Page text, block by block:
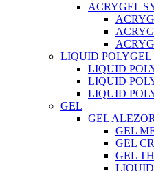
ACRYGEL
LIQUID POLYGEL
LIQUID
LIQUID
LIQUID
GEL
GEL
GEL
GEL
GEL